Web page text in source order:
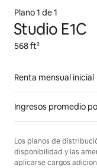
Plano 1 de 1
Studio E1C
568 ft²
Renta mensual inicial
Ingresos promedio
Los planos de
disponibilidad y las
aplicarse cargos